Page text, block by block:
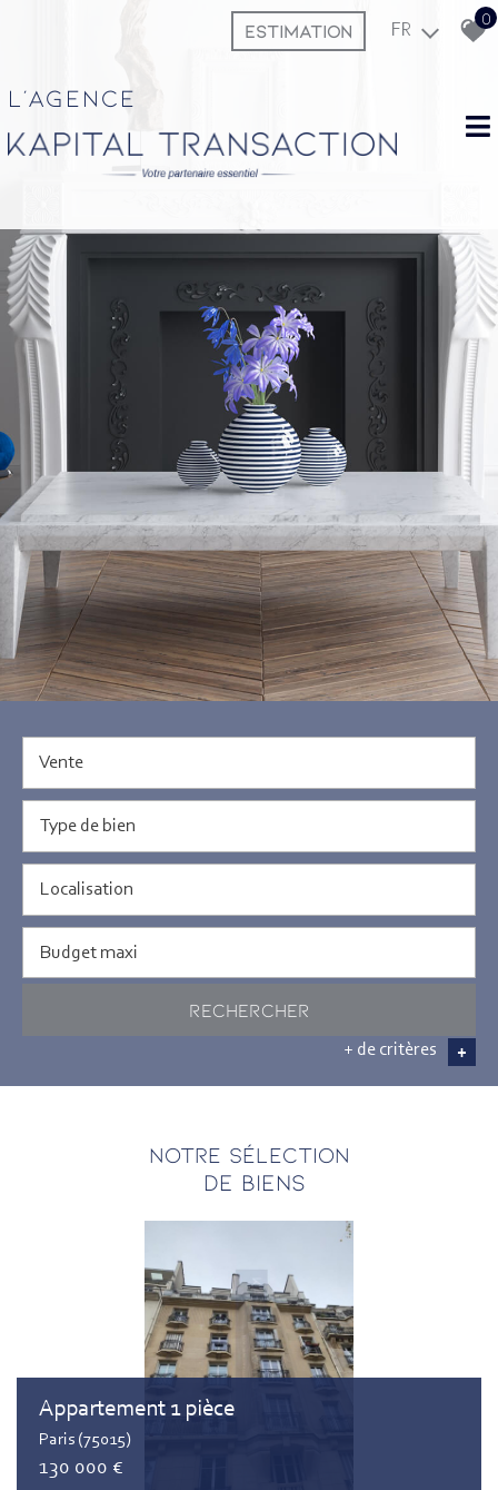
ESTIMATION FR
0
L'agence
Vente
RECHERCHER
+ de critères +
Notre sélection
DE BIENS
Appartement 1 pièce
Paris (75015)
130 000 €